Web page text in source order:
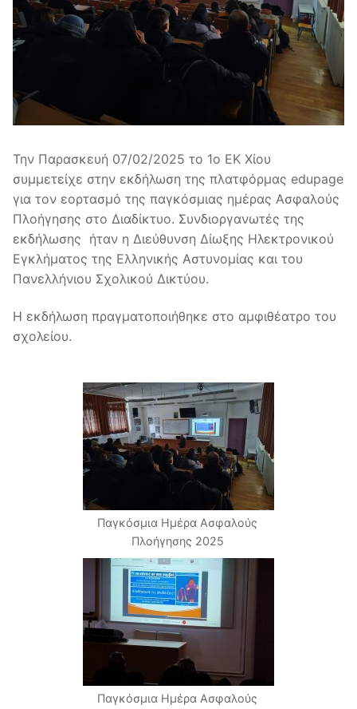
Την Παρασκευή 07/02/2025 το 1ο ΕΚ Χίου
συμμετείχε στην εκδήλωση της πλατφόρμας edupage
για τον εορτασμό της παγκόσμιας ημέρας Ασφαλούς
Πλοήγησης στο Διαδίκτυο. Συνδιοργανωτές της
εκδήλωσης ήταν η Διεύθυνση Δίωξης Ηλεκτρονικού
Εγκλήματος της Ελληνικής Αστυνομίας και του
Πανελλήνιου Σχολικού Δικτύου.
Η εκδήλωση πραγματοποιήθηκε στο αμφιθέατρο του
σχολείου.
Παγκόσμια Ημέρα Ασφαλούς
Πλοήγησης 2025
Παγκόσμια Ημέρα Ασφαλούς